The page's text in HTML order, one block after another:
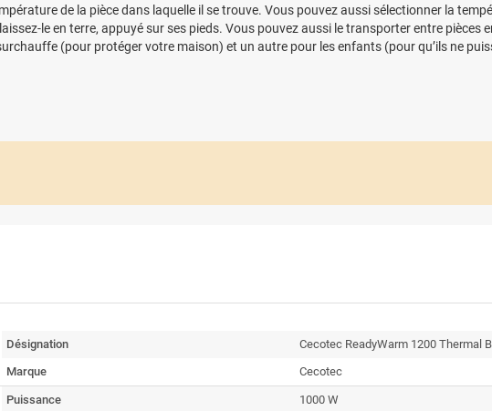
de la pièce dans laquelle il se trouve. Vous pouvez aussi sélectionner la
le en terre, appuyé sur ses pieds. Vous pouvez aussi le transporter entre pièces
(pour protéger votre maison) et un autre pour les enfants (pour qu’ils ne
Désignation
Cecotec ReadyWarm 1200 Thermal
Marque
Cecotec
Puissance 1000 W